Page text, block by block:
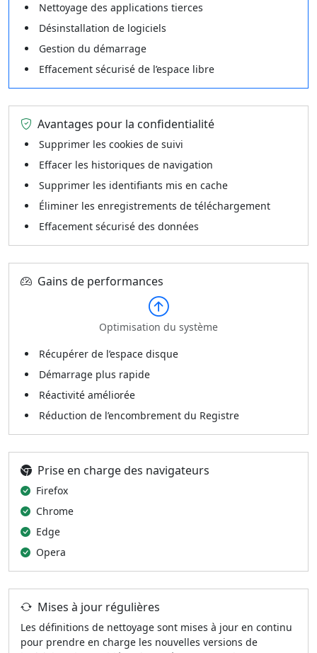
Nettoyage des applications tierces
Désinstallation de logiciels
Gestion du démarrage
Effacement sécurisé de l’espace libre
Avantages pour la confidentialité
Supprimer les cookies de suivi
Effacer les historiques de navigation
Supprimer les identifiants mis en cache
Éliminer les enregistrements de téléchargement
Effacement sécurisé des données
Gains de performances
Optimisation du système
Récupérer de l’espace disque
Démarrage plus rapide
Réactivité améliorée
Réduction de l’encombrement du Registre
Prise en charge des navigateurs
Firefox
Chrome
Edge
Opera
Mises à jour régulières
Les définitions de nettoyage sont mises à jour en continu
pour prendre en charge les nouvelles versions de